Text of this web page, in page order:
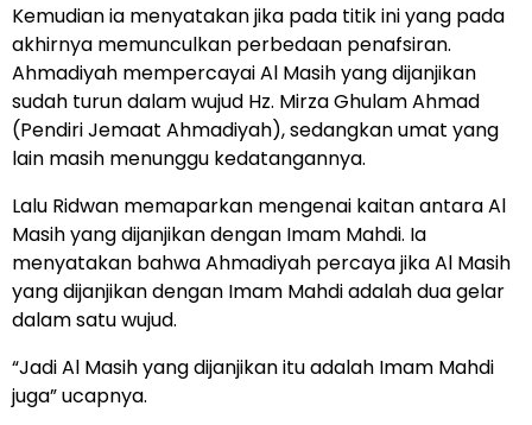
Kemudian ia menyatakan jika pada titik ini yang pada
akhirnya memunculkan perbedaan penafsiran.
Ahmadiyah mempercayai Al Masih yang dijanjikan
sudah turun dalam wujud Hz. Mirza Ghulam Ahmad
(Pendiri Jemaat Ahmadiyah), sedangkan umat yang
lain masih menunggu kedatangannya.
Lalu Ridwan memaparkan mengenai kaitan antara Al
Masih yang dijanjikan dengan Imam Mahdi. Ia
menyatakan bahwa Ahmadiyah percaya jika Al Masih
yang dijanjikan dengan Imam Mahdi adalah dua gelar
dalam satu wujud.
“Jadi Al Masih yang dijanjikan itu adalah Imam Mahdi
juga” ucapnya.